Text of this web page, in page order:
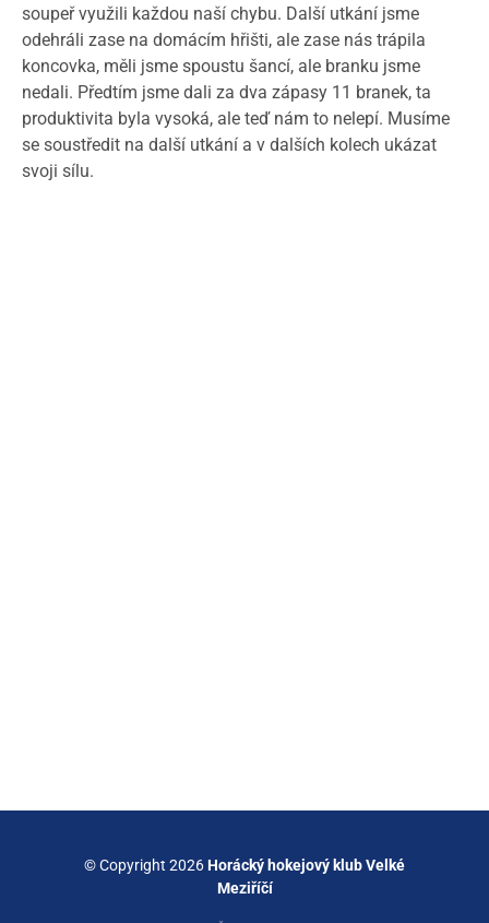
soupeř využili každou naší chybu. Další utkání jsme
odehráli zase na domácím hřišti, ale zase nás trápila
koncovka, měli jsme spoustu šancí, ale branku jsme
nedali. Předtím jsme dali za dva zápasy 11 branek, ta
produktivita byla vysoká, ale teď nám to nelepí. Musíme
se soustředit na další utkání a v dalších kolech ukázat
svoji sílu.
© Copyright 2026Horácký hokejový klub Velké
Meziříčí